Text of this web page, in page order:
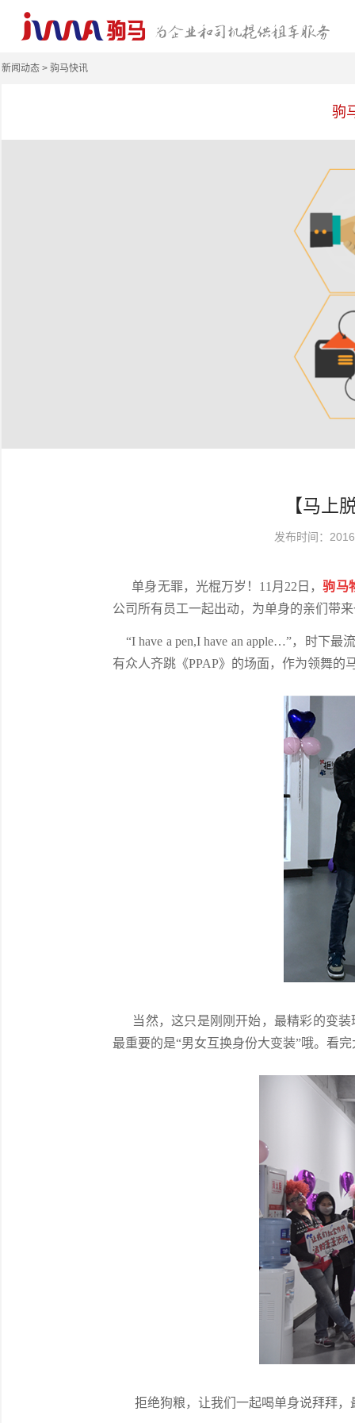
新闻动态 > 驹马快讯
驹
【马上
发布时间：
单身无罪，光棍万岁！11月22日，驹马
公司所有员工一起出动，为单身的亲们带
“I have a pen,I have an apple…”，时下
有众人齐跳《PPAP》的场面，作为领舞
当然，这只是刚刚开始，最精彩的变装
最重要的是“男女互换身份大变装”哦。看
拒绝狗粮，让我们一起喝单身说拜拜，